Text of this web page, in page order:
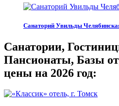
Санаторий Увильды
Санатории,
Пансионаты, Базы
цены на 2026 год: